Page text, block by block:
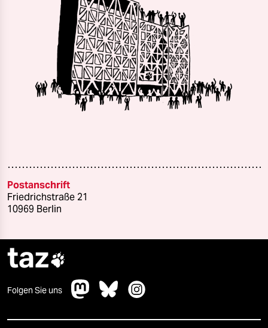
Postanschrift
Friedrichstraße 21
10969 Berlin
taz
Folgen Sie uns